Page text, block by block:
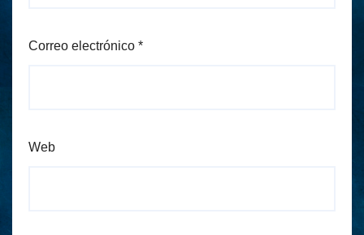
Correo electrónico *
Web